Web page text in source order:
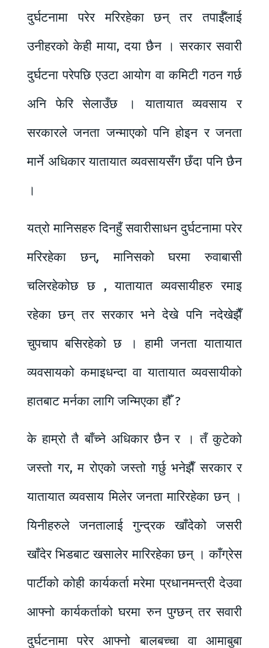
दुर्घटनामा परेर मरिरहेका छन् तर तपाईँलाई
उनीहरको केही माया, दया छैन । सरकार सवारी
दुर्घटना परेपछि एउटा आयोग वा कमिटी गठन गर्छ
अनि फेरि सेलाउँछ । यातायात व्यवसाय र
सरकारले जनता जन्माएको पनि होइन र जनता
मार्ने अधिकार यातायात व्यवसायसँग छँदा पनि छैन
।
यत्रो मानिसहरु दिनहुँ सवारीसाधन दुर्घटनामा परेर
मरिरहेका छन्, मानिसको घरमा रुवाबासी
चलिरहेकोछ छ , यातायात व्यवसायीहरु रमाइ
रहेका छन् तर सरकार भने देखे पनि नदेखेझैँ
चुपचाप बसिरहेको छ । हामी जनता यातायात
व्यवसायको कमाइधन्दा वा यातायात व्यवसायीको
हातबाट मर्नका लागि जन्मिएका हौँ ?
के हाम्रो तै बाँच्ने अधिकार छैन र । तँ कुटेको
जस्तो गर, म रोएको जस्तो गर्छु भनेझैँ सरकार र
यातायात व्यवसाय मिलेर जनता मारिरहेका छन् ।
यिनीहरुले जनतालाई गुन्द्रक खाँदेको जसरी
खाँदेर भिडबाट खसालेर मारिरहेका छन् । काँग्रेस
पार्टीको कोही कार्यकर्ता मरेमा प्रधानमन्त्री देउवा
आफ्नो कार्यकर्ताको घरमा रुन पुग्छन् तर सवारी
दुर्घटनामा परेर आफ्नो बालबच्चा वा आमाबुबा